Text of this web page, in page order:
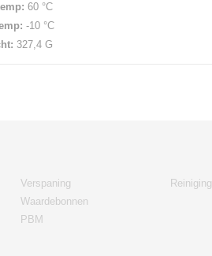
60 °C
-10 °C
327,4 G
Verspaning
Waardebonnen
PBM
Reiniging